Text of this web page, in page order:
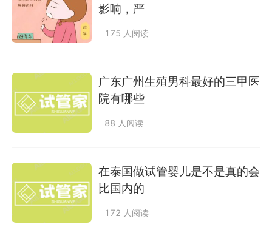
影响，严
175 人阅读
广东广州生殖男科最好的三甲医
院有哪些
88 人阅读
在泰国做试管婴儿是不是真的会
比国内的
172 人阅读